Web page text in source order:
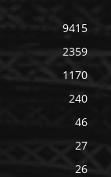
9415
2359
1170
240
46
27
26